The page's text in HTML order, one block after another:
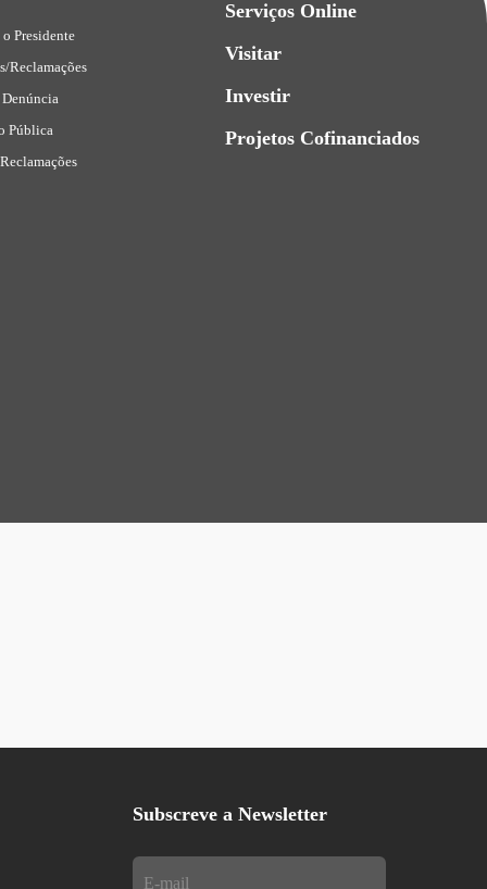
Presidente
Reclamações
Pública
Serviços Online
Visitar
Investir
Projetos Cofinanciados
Subscreve a Newsletter